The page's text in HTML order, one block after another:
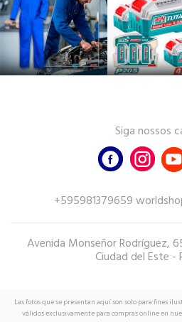
Siga nossos
+595981379659
Avenida Monseñor Rodríguez,
Ciudad del Este -
Las fotos que se presentan aquí son solo para fines
válidos exclusivamente para compras online en